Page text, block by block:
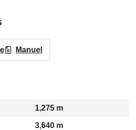
Manuel
1,275 m
3,640 m